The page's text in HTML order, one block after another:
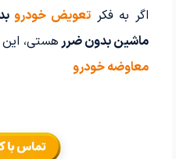
اگر به فکرتعویض خودرو
ماشین بدون ضررهستی،
معاوضه خودرو